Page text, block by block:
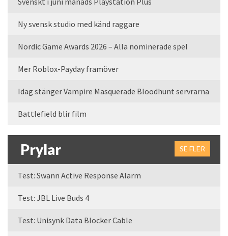
Ny svensk studio med känd raggare
Nordic Game Awards 2026 – Alla nominerade spel
Mer Roblox-Payday framöver
Idag stänger Vampire Masquerade Bloodhunt servrarna
Battlefield blir film
Prylar SE FLER
Test: Swann Active Response Alarm
Test: JBL Live Buds 4
Test: Unisynk Data Blocker Cable